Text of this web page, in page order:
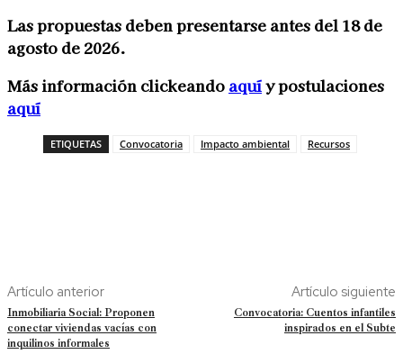
Las propuestas deben presentarse antes del 18 de
agosto de 2026.
Más información clickeando aquíy postulaciones
aquí
ETIQUETAS Convocatoria Impacto ambiental Recursos
Artículo anterior
Inmobiliaria Social: Proponen
conectar viviendas vacías con
inquilinos informales
Artículo siguiente
Convocatoria: Cuentos infantiles
inspirados en el Subte